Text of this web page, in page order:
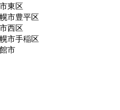
東区
市豊平区
西区
市手稲区
市